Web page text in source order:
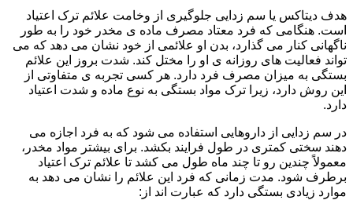
هدف دیتاکس یا سم زدایی جلوگیری از وخامت علائم ترک اعتیاد
است. هنگامی که فرد معتاد مصرف ماده ی مخدر خود را به طور
ناگهانی کنار می گذارد، بدن او علائمی از خود نشان می دهد که می
تواند فعالیت های روزانه ی او را مختل کند. شدت بروز این علائم
بستگی به میزان مصرف فرد دارد. هر کسی تجربه ی متفاوتی از
این روش دارد، زیرا ترک مواد بستگی به نوع ماده و شدت اعتیاد
دارد.
در سم زدایی از داروهایی استفاده می شود که به فرد اجازه می
دهند سختی کمتری در طول فرایند بکشد. برای بیشتر مواد مخدر،
معمولاً چندین رو تا چند ماه طول می کشد تا علائم ترک اعتیاد
برطرف شود. مدت زمانی که فرد این علائم را نشان می دهد به
موارد زیادی بستگی دارد که عبارت اند از: